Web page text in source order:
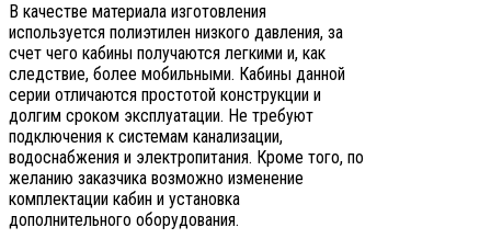
В качестве материала изготовления
используется полиэтилен низкого давления, за
счет чего кабины получаются легкими и, как
следствие, более мобильными. Кабины данной
серии отличаются простотой конструкции и
долгим сроком эксплуатации. Не требуют
подключения к системам канализации,
водоснабжения и электропитания. Кроме того, по
желанию заказчика возможно изменение
комплектации кабин и установка
дополнительного оборудования.